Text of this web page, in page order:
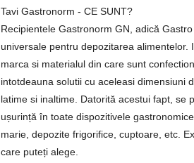
Tavi Gastronorm - CE SUNT?
Recipientele Gastronorm GN, adică
universale pentru depozitarea alimentelor.
marca si materialul din care sunt
intotdeauna solutii cu aceleasi dimensiuni
latime si inaltime. Datorită acestui fapt, se
ușurință în toate dispozitivele
marie, depozite frigorifice, cuptoare, etc.
care puteți alege.